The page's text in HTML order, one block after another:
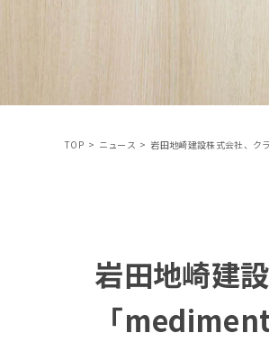
TOP> ニュース > 岩田地崎建設株式会社、ク
岩田地崎建
「